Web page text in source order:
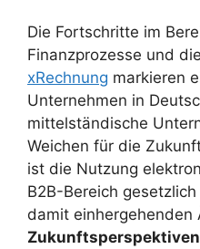
Die Fortschritte im
Finanzprozesse und
xRechnung markieren
Unternehmen in
mittelständische
Weichen für die
ist die Nutzung
B2B-Bereich
damit einhergehenden
Zukunftsperspektiven